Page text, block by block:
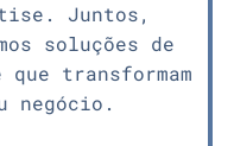
Juntos,
soluções de
que transformam
negócio.